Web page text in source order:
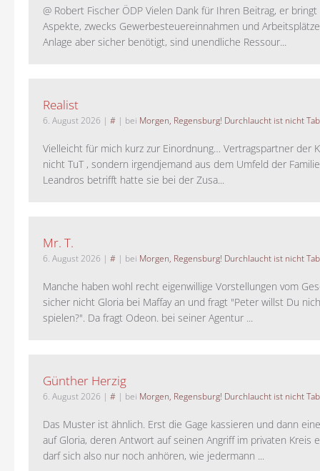
@ Robert Fischer ÖDP Vielen Dank für Ihren Beitrag, er
Aspekte, zwecks Gewerbesteuereinnahmen und
Anlage aber sicher benötigt, sind unendliche Ressour...
Realist
6. August 2026 | # | bei Morgen, Regensburg! Durchlaucht ist nicht
Vielleicht für mich kurz zur Einordnung… Vertragspartner der
nicht TuT , sondern irgendjemand aus dem Umfeld der
Leandros betrifft hatte sie bei der Zusa...
Mr. T.
6. August 2026 | # | bei Morgen, Regensburg! Durchlaucht ist nicht
Manche haben wohl recht eigenwillige Vorstellungen vom
sicher nicht Gloria bei Maffay an und fragt "Peter willst Du
spielen?". Da fragt Odeon. bei seiner Agentur ...
Günther Herzig
6. August 2026 | # | bei Morgen, Regensburg! Durchlaucht ist nicht
Das Muster ist ähnlich. Erst die Gage kassieren und dann
auf Gloria, deren Antwort auf seinen Angriff im privaten Kreis
darf sich also nur noch anhören, wie jedermann ...